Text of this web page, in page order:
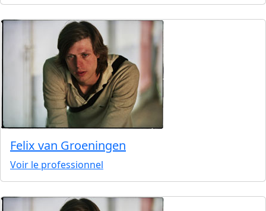
Felix van Groeningen
Voir le professionnel